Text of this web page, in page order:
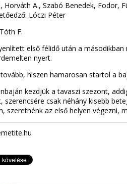
Horváth A., Szabó Benedek, Fodor,
Lóczi Péter
F.
első félidő után a
nyert.
hiszen hamarosan startol a
kezdjük a tavaszi szezont,
szerencsére csak néhány kisebb
szeretnénk az első helyen